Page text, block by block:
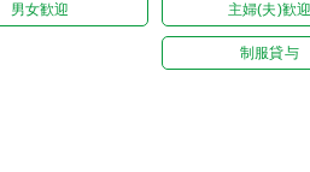
男女歓迎 主婦(夫)歓
制服貸与